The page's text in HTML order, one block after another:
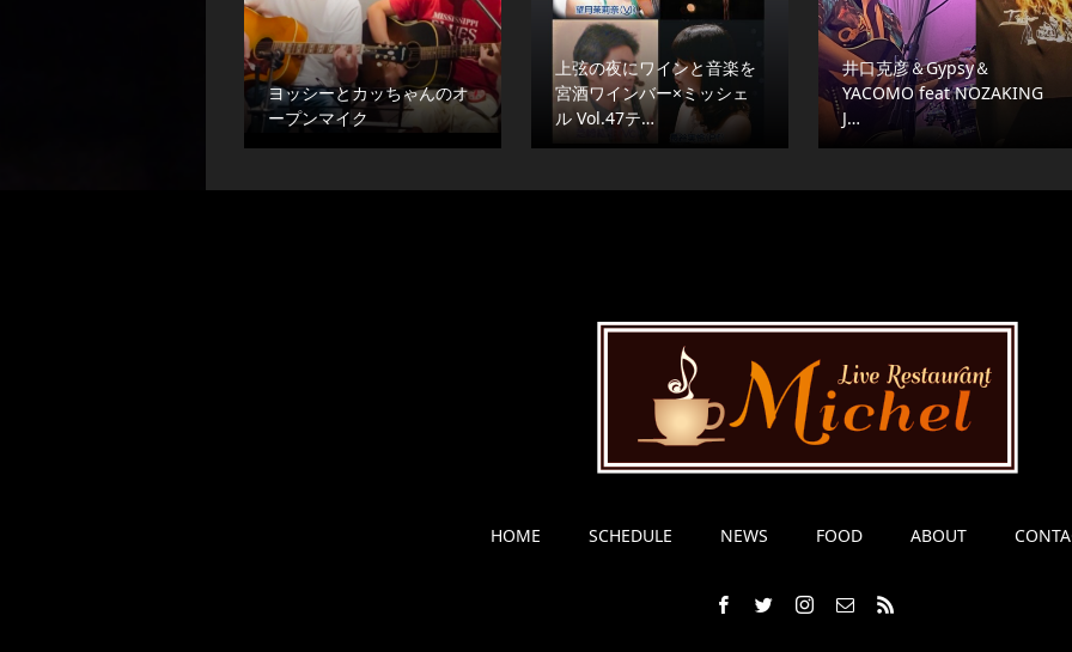
ヨッシーとカッちゃんのオ
ープンマイク
上弦の夜にワインと音楽を
宮酒ワインバー×ミッシェ
ル Vol.47テ…
井口克彦＆Gypsy＆
YACOMO feat NOZAKING
J…
HOME SCHEDULE NEWS FOOD ABOUT